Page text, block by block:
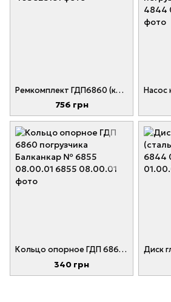
Ремкомплект ГДП6860 (комплект уплотнений)
756 грн
Кольцо опорное ГДП 6860 погрузчика Балканкар № 6855 08.00.01
340 грн